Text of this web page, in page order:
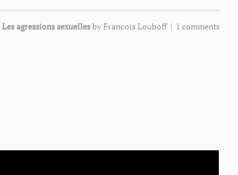
Les agressions sexuelles by Francois Louboff | 1 comments